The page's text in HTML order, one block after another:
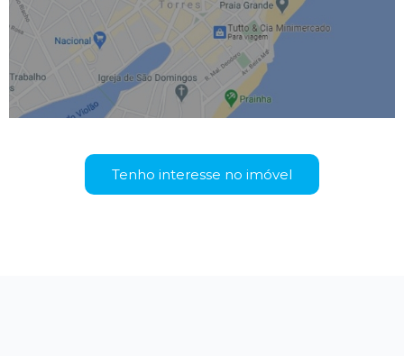
Tenho interesse no imóvel